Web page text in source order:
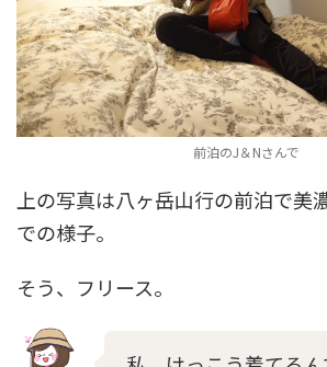
前泊のJ＆Nさんで
上の写真は八ヶ岳山行の前泊で美
での様子。
そう、フリース。